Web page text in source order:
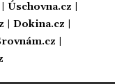
Úschovna.cz
Dokina.cz